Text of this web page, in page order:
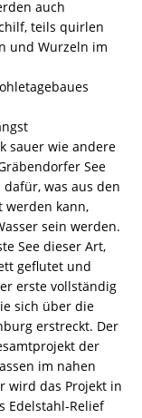
auch
teils quirlen
und Wurzeln im
sauer wie andere
See
was aus den
werden kann,
sein werden.
See dieser Art,
geflutet und
erste vollständig
sich über die
erstreckt. Der
der
im nahen
wird das Projekt in
Edelstahl-Relief